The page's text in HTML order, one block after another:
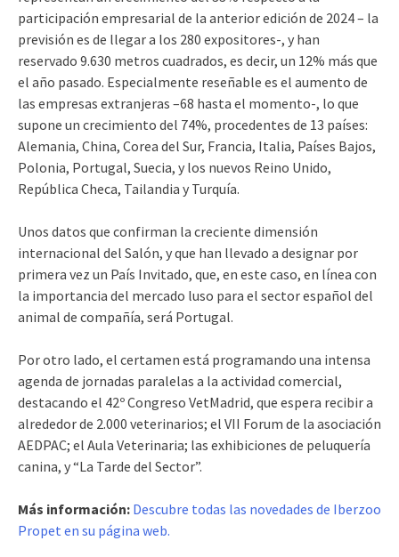
participación empresarial de la anterior edición de 2024 – la
previsión es de llegar a los 280 expositores-, y han
reservado 9.630 metros cuadrados, es decir, un 12% más que
el año pasado. Especialmente reseñable es el aumento de
las empresas extranjeras –68 hasta el momento-, lo que
supone un crecimiento del 74%, procedentes de 13 países:
Alemania, China, Corea del Sur, Francia, Italia, Países Bajos,
Polonia, Portugal, Suecia, y los nuevos Reino Unido,
República Checa, Tailandia y Turquía.
Unos datos que confirman la creciente dimensión
internacional del Salón, y que han llevado a designar por
primera vez un País Invitado, que, en este caso, en línea con
la importancia del mercado luso para el sector español del
animal de compañía, será Portugal.
Por otro lado, el certamen está programando una intensa
agenda de jornadas paralelas a la actividad comercial,
destacando el 42º Congreso VetMadrid, que espera recibir a
alrededor de 2.000 veterinarios; el VII Forum de la asociación
AEDPAC; el Aula Veterinaria; las exhibiciones de peluquería
canina, y “La Tarde del Sector”.
Más información: Descubre todas las novedades de Iberzoo
Propet en su página web.